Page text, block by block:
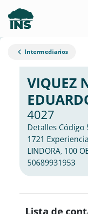
Intermediarios
VIQUEZ
4027
Detalles Código
1721
LINDORA, 100
50689931953
Lista de